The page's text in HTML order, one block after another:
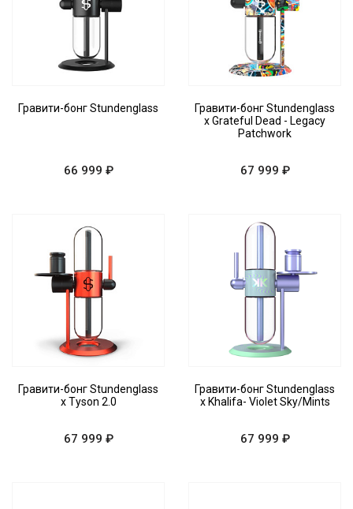
Гравити-бонг Stundenglass
66 999 ₽
Гравити-бонг Stundenglass
x Grateful Dead - Legacy
Patchwork
67 999 ₽
Гравити-бонг Stundenglass
x Tyson 2.0
67 999 ₽
Гравити-бонг Stundenglass
x Khalifa- Violet Sky/Mints
67 999 ₽